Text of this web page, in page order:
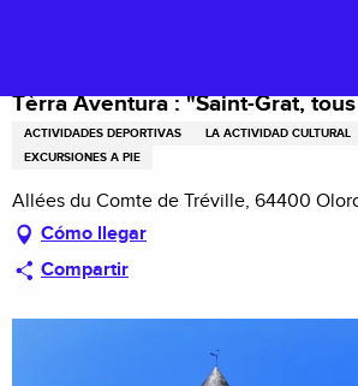
principal
Tèrra Aventura : "Saint-Grat,
ACTIVIDADES DEPORTIVAS LA ACTIVIDAD CULTURAL
EXCURSIONES A PIE
Allées du Comte de Tréville, 64400
Cómo llegar
Compartir